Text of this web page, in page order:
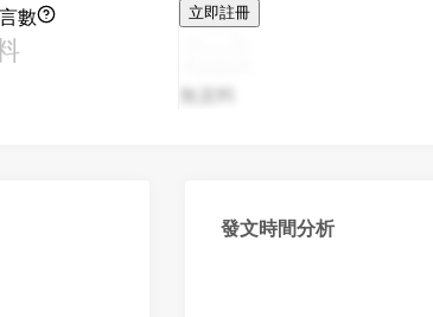
數 立即註冊
無資料
發文時間分析